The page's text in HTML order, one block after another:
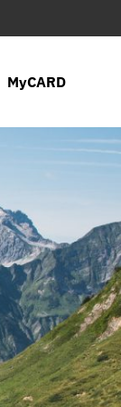
MyCARD